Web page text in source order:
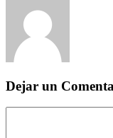
Dejar un